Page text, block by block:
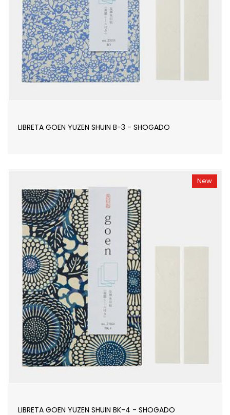
LIBRETA GOEN YUZEN SHUIN B-3 - SHOGADO
New
LIBRETA GOEN YUZEN SHUIN BK-4 - SHOGADO